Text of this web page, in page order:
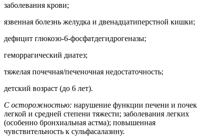
заболевания крови;
язвенная болезнь желудка и двенадцатиперстной кишки;
дефицит глюкозо-6-фосфатдегидрогеназы;
геморрагический диатез;
тяжелая почечная/печеночная недостаточность;
детский возраст (до 6 лет).
С осторожностью: нарушение функции печени и почек
легкой и средней степени тяжести; заболевания легких
(особенно бронхиальная астма); повышенная
чувствительность к сульфасалазину.